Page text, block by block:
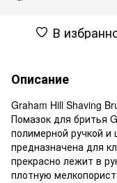
В
Описание
Graham Hill Shaving
Помазок для бритья
полимерной ручкой и
предназначена для
прекрасно лежит в
плотную